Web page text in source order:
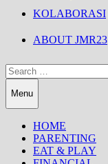
KOLABORASI
ABOUT JMR23
Search
for:
Menu
HOME
PARENTING
EAT & PLAY